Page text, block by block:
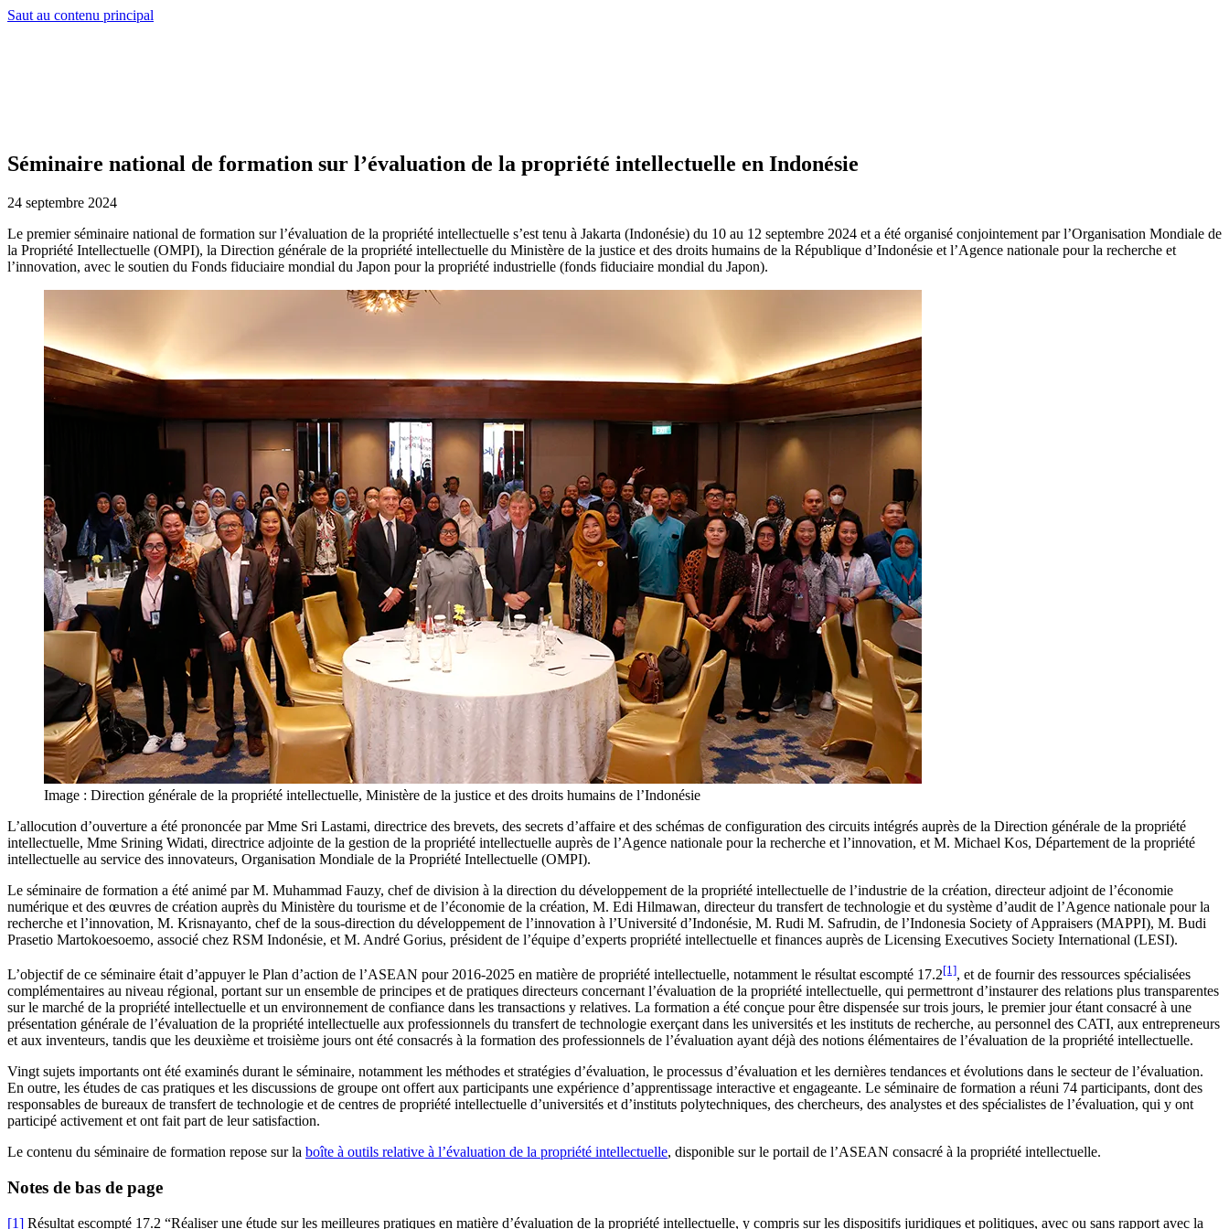
Saut au contenu principal
Séminaire national de formation sur l’évaluation de la propriété intellectuelle en Indonésie
24 septembre 2024
Le premier séminaire national de formation sur l’évaluation de la propriété intellectuelle s’est tenu à Jakarta (Indonésie) du 10 au 12 septembre 2024 et a été organisé conjointement par l’Organisation Mondiale de
la Propriété Intellectuelle (OMPI), la Direction générale de la propriété intellectuelle du Ministère de la justice et des droits humains de la République d’Indonésie et l’Agence nationale pour la recherche et
l’innovation, avec le soutien du Fonds fiduciaire mondial du Japon pour la propriété industrielle (fonds fiduciaire mondial du Japon).
Image : Direction générale de la propriété intellectuelle, Ministère de la justice et des droits humains de l’Indonésie
L’allocution d’ouverture a été prononcée par Mme Sri Lastami, directrice des brevets, des secrets d’affaire et des schémas de configuration des circuits intégrés auprès de la Direction générale de la propriété
intellectuelle, Mme Srining Widati, directrice adjointe de la gestion de la propriété intellectuelle auprès de l’Agence nationale pour la recherche et l’innovation, et M. Michael Kos, Département de la propriété
intellectuelle au service des innovateurs, Organisation Mondiale de la Propriété Intellectuelle (OMPI).
Le séminaire de formation a été animé par M. Muhammad Fauzy, chef de division à la direction du développement de la propriété intellectuelle de l’industrie de la création, directeur adjoint de l’économie
numérique et des œuvres de création auprès du Ministère du tourisme et de l’économie de la création, M. Edi Hilmawan, directeur du transfert de technologie et du système d’audit de l’Agence nationale pour la
recherche et l’innovation, M. Krisnayanto, chef de la sous-direction du développement de l’innovation à l’Université d’Indonésie, M. Rudi M. Safrudin, de l’Indonesia Society of Appraisers (MAPPI), M. Budi
Prasetio Martokoesoemo, associé chez RSM Indonésie, et M. André Gorius, président de l’équipe d’experts propriété intellectuelle et finances auprès de Licensing Executives Society International (LESI).
L’objectif de ce séminaire était d’appuyer le Plan d’action de l’ASEAN pour 2016-2025 en matière de propriété intellectuelle, notamment le résultat escompté 17.2[1], et de fournir des ressources spécialisées
complémentaires au niveau régional, portant sur un ensemble de principes et de pratiques directeurs concernant l’évaluation de la propriété intellectuelle, qui permettront d’instaurer des relations plus transparentes
sur le marché de la propriété intellectuelle et un environnement de confiance dans les transactions y relatives. La formation a été conçue pour être dispensée sur trois jours, le premier jour étant consacré à une
présentation générale de l’évaluation de la propriété intellectuelle aux professionnels du transfert de technologie exerçant dans les universités et les instituts de recherche, au personnel des CATI, aux entrepreneurs
et aux inventeurs, tandis que les deuxième et troisième jours ont été consacrés à la formation des professionnels de l’évaluation ayant déjà des notions élémentaires de l’évaluation de la propriété intellectuelle.
Vingt sujets importants ont été examinés durant le séminaire, notamment les méthodes et stratégies d’évaluation, le processus d’évaluation et les dernières tendances et évolutions dans le secteur de l’évaluation.
En outre, les études de cas pratiques et les discussions de groupe ont offert aux participants une expérience d’apprentissage interactive et engageante. Le séminaire de formation a réuni 74 participants, dont des
responsables de bureaux de transfert de technologie et de centres de propriété intellectuelle d’universités et d’instituts polytechniques, des chercheurs, des analystes et des spécialistes de l’évaluation, qui y ont
participé activement et ont fait part de leur satisfaction.
Le contenu du séminaire de formation repose sur la boîte à outils relative à l’évaluation de la propriété intellectuelle, disponible sur le portail de l’ASEAN consacré à la propriété intellectuelle.
Notes de bas de page
[1] Résultat escompté 17.2 “Réaliser une étude sur les meilleures pratiques en matière d’évaluation de la propriété intellectuelle, y compris sur les dispositifs juridiques et politiques, avec ou sans rapport avec la